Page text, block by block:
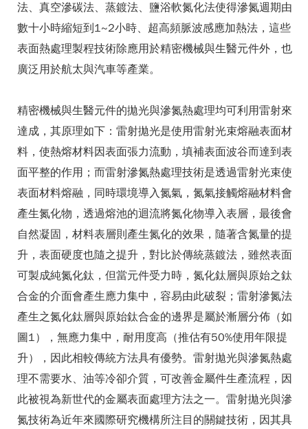
法、真空滲碳法、蒸鍍法、鹽浴軟氮化法使得滲氮週期由
數十小時縮短到1~2小時、超高頻脈波感應加熱法，這些
表面熱處理製程技術除應用於精密機械與生醫元件外，也
廣泛用於航太與汽車等產業。
精密機械與生醫元件的拋光與滲氮熱處理均可利用雷射來
達成，其原理如下：雷射拋光是使用雷射光束熔融表面材
料，使熱熔材料因表面張力流動，填補表面波谷而達到表
面平整的作用；而雷射滲氮熱處理技術是透過雷射光束使
表面材料熔融，同時環境導入氮氣，氮氣接觸熔融材料會
產生氮化物，透過熔池的迴流將氮化物導入表層，最後會
自然凝固，材料表層則產生氮化的效果，隨著含氮量的提
升，表面硬度也隨之提升，對比於傳統蒸鍍法，雖然表面
可製成純氮化鈦，但當元件受力時，氮化鈦層與原始之鈦
合金的介面會產生應力集中，容易由此破裂；雷射滲氮法
產生之氮化鈦層與原始鈦合金的邊界是屬於漸層分佈（如
圖1），無應力集中，耐用度高（推估有50%使用年限提
升），因此相較傳統方法具有優勢。雷射拋光與滲氮熱處
理不需要水、油等冷卻介質，可改善金屬件生產流程，因
此被視為新世代的金屬表面處理方法之一。雷射拋光與滲
氮技術為近年來國際研究機構所注目的關鍵技術，因其具